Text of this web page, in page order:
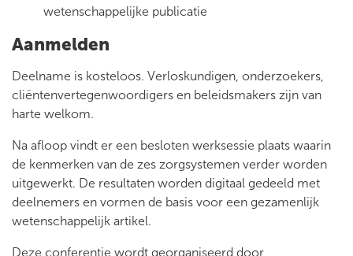
wetenschappelijke publicatie
Aanmelden
Deelname is kosteloos. Verloskundigen, onderzoekers,
cliëntenvertegenwoordigers en beleidsmakers zijn van
harte welkom.
Na afloop vindt er een besloten werksessie plaats waarin
de kenmerken van de zes zorgsystemen verder worden
uitgewerkt. De resultaten worden digitaal gedeeld met
deelnemers en vormen de basis voor een gezamenlijk
wetenschappelijk artikel.
Deze conferentie wordt georganiseerd door